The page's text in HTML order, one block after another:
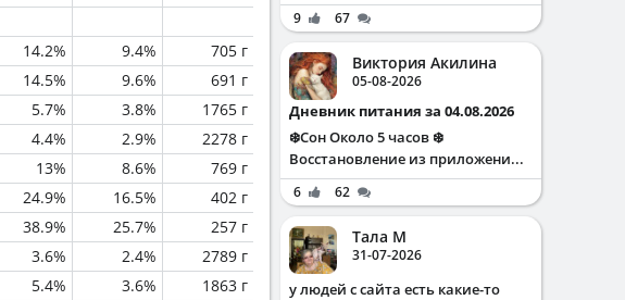
14.2% 9.4%
705 г
14.5% 9.6%
691 г
5.7% 3.8%
1765 г
4.4% 2.9%
2278 г
13% 8.6%
769 г
24.9% 16.5%
402 г
38.9% 25.7%
257 г
3.6% 2.4%
2789 г
5.4% 3.6%
1863 г
9 67
Виктория Акилина
05-08-2026
Дневник питания за 04.08.2026
❄️Сон Около 5 часов ❄️
Восстановление из приложени...
6 62
Тала М
31-07-2026
у людей с сайта есть какие-то